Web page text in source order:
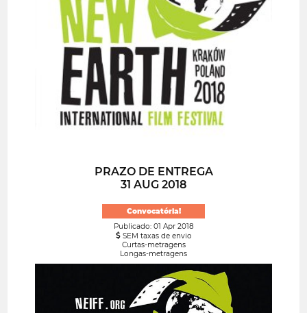
PRAZO DE ENTREGA
31 AUG 2018
Convocatória!
Publicado: 01 Apr 2018
SEM taxas de envio
Curtas-metragens
Longas-metragens